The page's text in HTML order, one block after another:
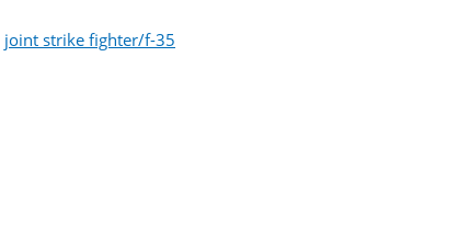
joint strike fighter/f-35